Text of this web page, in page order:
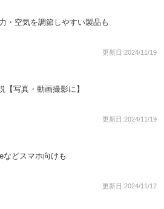
・空気を調節しやすい製品も
更新日:2024/11/19
写真・動画撮影に】
更新日:2024/11/19
などスマホ向けも
更新日:2024/11/12